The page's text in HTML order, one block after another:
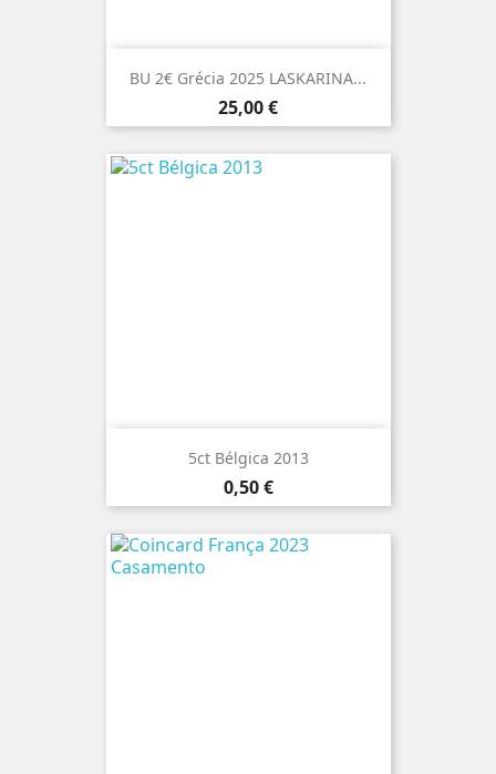
BU 2€ Grécia 2025 LASKARINA...
Preço
25,00 €
5ct Bélgica 2013
Preço
0,50 €